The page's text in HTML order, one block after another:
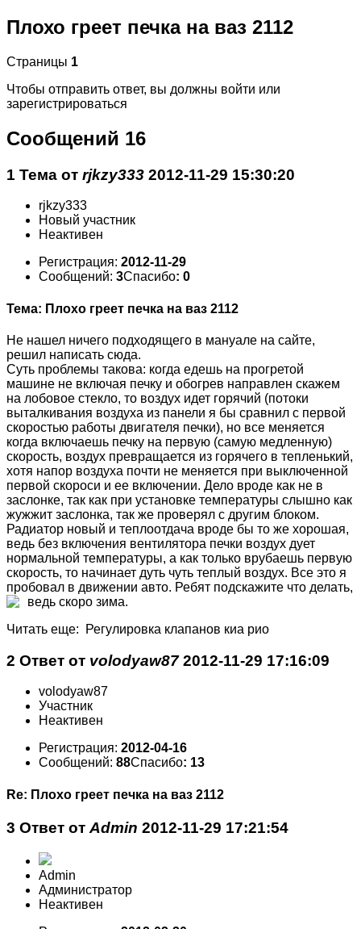
Плохо греет печка на ваз 2112
Страницы 1
Чтобы отправить ответ, вы должны войти или
зарегистрироваться
Сообщений 16
1 Тема от rjkzy333 2012-11-29 15:30:20
rjkzy333
Новый участник
Неактивен
Регистрация: 2012-11-29
Сообщений: 3Спасибо: 0
Тема: Плохо греет печка на ваз 2112
Не нашел ничего подходящего в мануале на сайте,
решил написать сюда.
Суть проблемы такова: когда едешь на прогретой
машине не включая печку и обогрев направлен скажем
на лобовое стекло, то воздух идет горячий (потоки
выталкивания воздуха из панели я бы сравнил с первой
скоростью работы двигателя печки), но все меняется
когда включаешь печку на первую (самую медленную)
скорость, воздух превращается из горячего в тепленький,
хотя напор воздуха почти не меняется при выключенной
первой скороси и ее включении. Дело вроде как не в
заслонке, так как при установке температуры слышно как
жужжит заслонка, так же проверял с другим блоком.
Радиатор новый и теплоотдача вроде бы то же хорошая,
ведь без включения вентилятора печки воздух дует
нормальной температуры, а как только врубаешь первую
скорость, то начинает дуть чуть теплый воздух. Все это я
пробовал в движении авто. Ребят подскажите что делать,
ведь скоро зима.
Читать еще: Регулировка клапанов киа рио
2 Ответ от volodyaw872012-11-29 17:16:09
volodyaw87
Участник
Неактивен
Регистрация: 2012-04-16
Сообщений: 88Спасибо: 13
Re: Плохо греет печка на ваз 2112
3 Ответ от Admin 2012-11-29 17:21:54
Admin
Администратор
Неактивен